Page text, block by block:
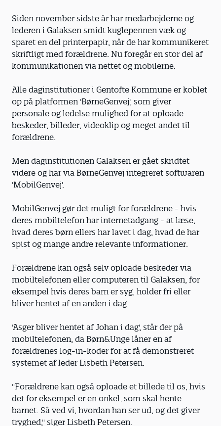
Siden november sidste år har medarbejderne og
lederen i Galaksen smidt kuglepennen væk og
sparet en del printerpapir, når de har kommunikeret
skriftligt med forældrene. Nu foregår en stor del af
kommunikationen via nettet og mobilerne.
Alle daginstitutioner i Gentofte Kommune er koblet
op på platformen 'BørneGenvej', som giver
personale og ledelse mulighed for at oploade
beskeder, billeder, videoklip og meget andet til
forældrene.
Men daginstitutionen Galaksen er gået skridtet
videre og har via BørneGenvej integreret softwaren
'MobilGenvej'.
MobilGenvej gør det muligt for forældrene - hvis
deres mobiltelefon har internetadgang - at læse,
hvad deres børn ellers har lavet i dag, hvad de har
spist og mange andre relevante informationer.
Forældrene kan også selv oploade beskeder via
mobiltelefonen eller computeren til Galaksen, for
eksempel hvis deres barn er syg, holder fri eller
bliver hentet af en anden i dag.
'Asger bliver hentet af Johan i dag', står der på
mobiltelefonen, da Børn&Unge låner en af
forældrenes log-in-koder for at få demonstreret
systemet af leder Lisbeth Petersen.
"Forældrene kan også oploade et billede til os, hvis
det for eksempel er en onkel, som skal hente
barnet. Så ved vi, hvordan han ser ud, og det giver
tryghed," siger Lisbeth Petersen.